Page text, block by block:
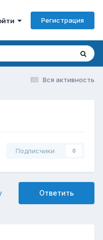
Регистрация
Вся активность
Подписчики 0
Ответить